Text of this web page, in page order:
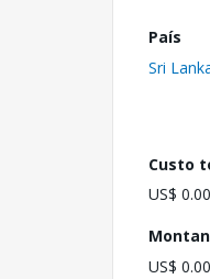
País
Sri
Custo
US$
US$